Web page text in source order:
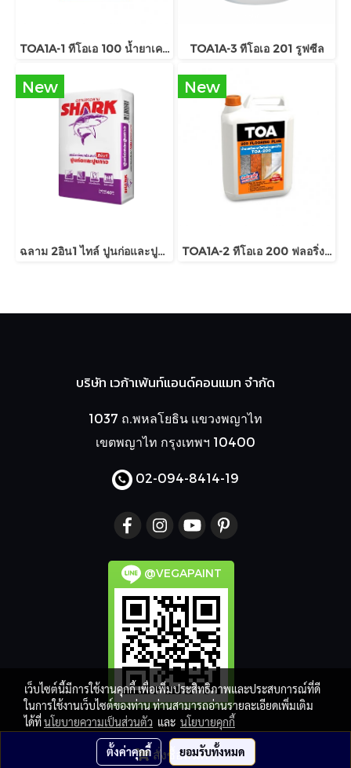
สั่งซื้อสินค้า
TOA1A-1 ทีโอเอ 100 น้ำยาเคลือบเงาใสกันซึม TOA1A-3 ทีโอเอ 201 รูฟซีล
New
ฉลาม 2อิน1 ไทล์ ปูนก่อและปูนกาว
New
TOA1A-2 ทีโอเอ 200 ฟลอริ่งพลัส
บริษัท เวก้าเพ้นท์แอนด์คอนแมท จำกัด
1037 ถ.พหลโยธิน แขวงพญาไท
เขตพญาไท กรุงเทพฯ 10400
02-094-8414-19
@VEGAPAINT
© Copyright 2021 Vegapaint.net All Rights Reserved
เว็บไซต์นี้มีการใช้งานคุกกี้ เพื่อเพิ่มประสิทธิภาพและประสบการณ์ที่ดี
ในการใช้งานเว็บไซต์ของท่าน ท่านสามารถอ่านรายละเอียดเพิ่มเติม
ได้ที่นโยบายความเป็นส่วนตัว และ นโยบายคุกกี้
ตั้งค่าคุกกี้ ยอมรับทั้งหมด